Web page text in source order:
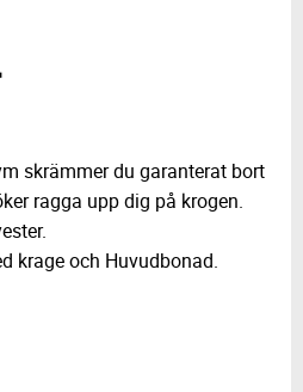
skrämmer du garanterat bort
ragga upp dig på krogen.
krage och Huvudbonad.